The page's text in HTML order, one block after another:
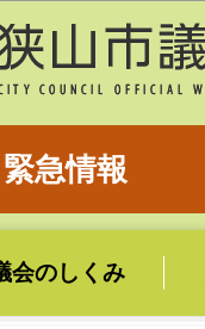
緊急情報
会のしくみ